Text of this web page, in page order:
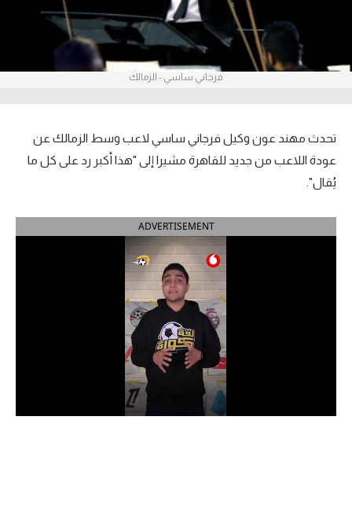
أمريكا 2026
الدوري الإسباني
الدوري السعودي للمحترفين
فرجاني ساسي - الزمالك
تحدث مهند عون وكيل فرجاني ساسي لاعب وسط الزمالك عن
عودة اللاعب من جديد للقاهرة مشيرا إلى "هذا أكبر رد على كل ما
يُقال".
ADVERTISEMENT